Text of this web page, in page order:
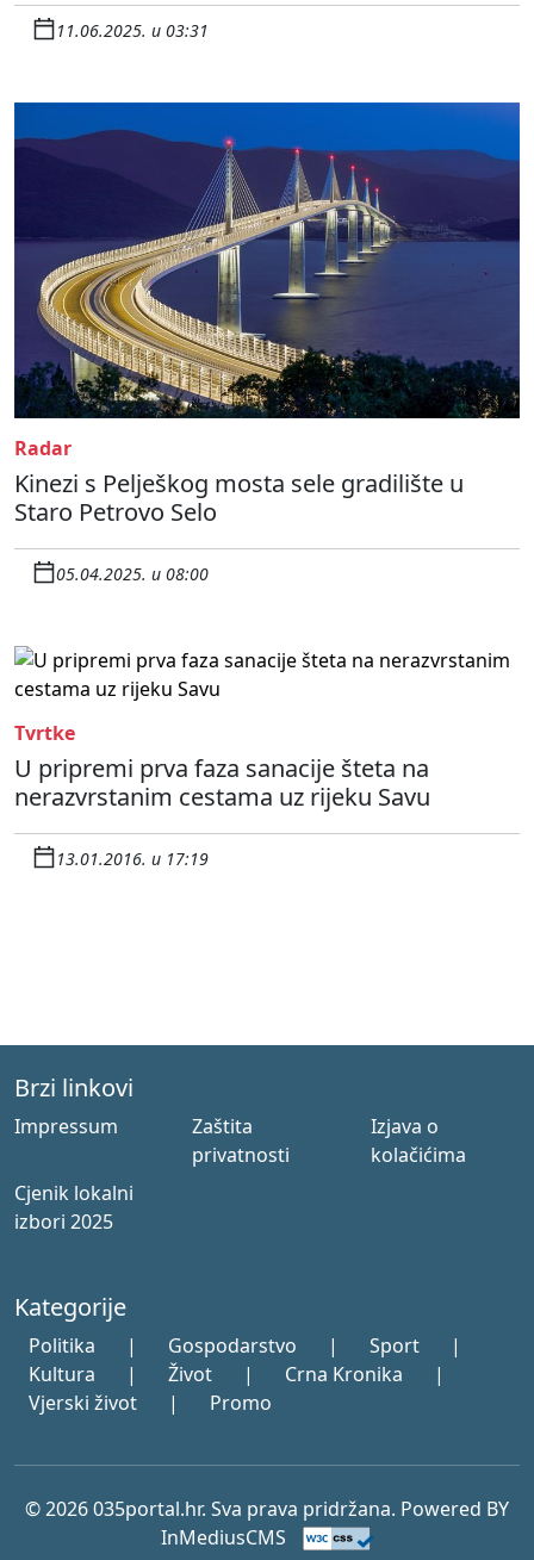
11.06.2025. u 03:31
Radar
Kinezi s Pelješkog mosta sele gradilište u
Staro Petrovo Selo
05.04.2025. u 08:00
Tvrtke
U pripremi prva faza sanacije šteta na
nerazvrstanim cestama uz rijeku Savu
13.01.2016. u 17:19
Brzi linkovi
Impressum
Zaštita
privatnosti
Izjava o
kolačićima
Cjenik lokalni
izbori 2025
Kategorije
Politika | Gospodarstvo | Sport
|
Kultura
| Život | Crna Kronika
|
Vjerski život
| Promo
© 2026 035portal.hr. Sva prava pridržana. Powered BY
InMediusCMS